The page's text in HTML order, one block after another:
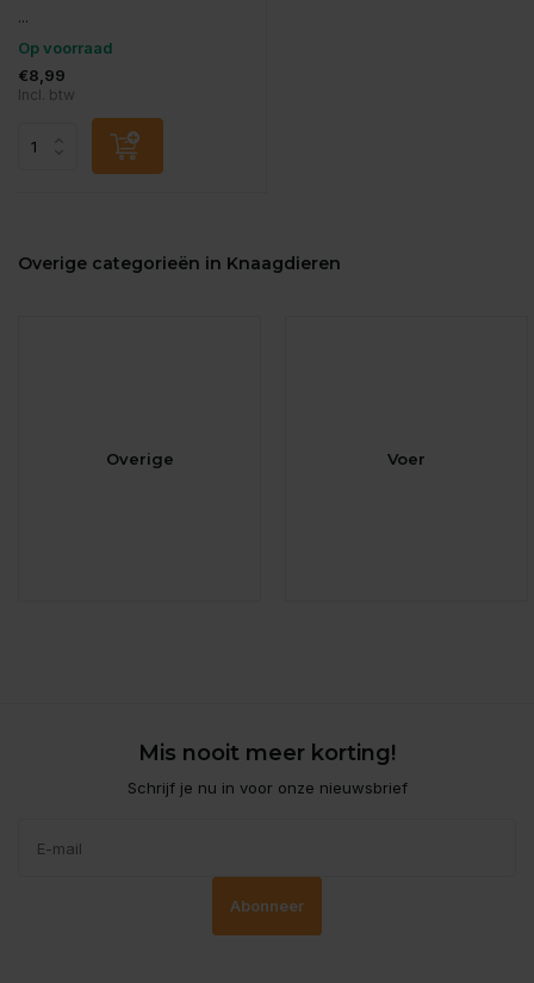
...
Op voorraad
€8,99
Incl. btw
Overige categorieën in Knaagdieren
Overige Voer
Mis nooit meer korting!
Schrijf je nu in voor onze nieuwsbrief
Abonneer